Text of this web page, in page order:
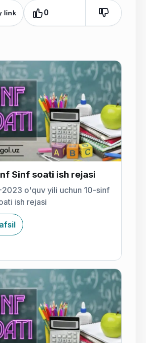
link 0
Sinf soati ish rejasi
o'quv yili uchun 10-sinf
ish rejasi